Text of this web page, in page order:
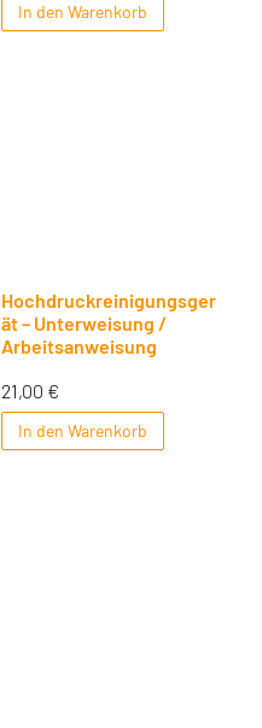
In den Warenkorb
Hochdruckreinigungsger
ät – Unterweisung /
Arbeitsanweisung
21,00 €
In den Warenkorb